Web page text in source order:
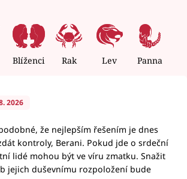
Blíženci Rak Lev Panna
2026
že nejlepším řešením je dnes
kontroly, Berani. Pokud jde o srdeční
lidé mohou být ve víru zmatku. Snažit
jejich duševnímu rozpoložení bude